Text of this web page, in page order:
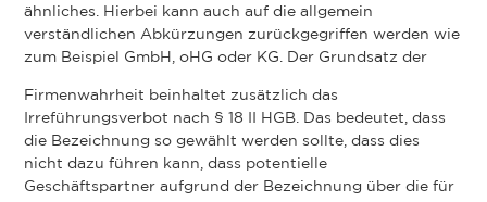
ähnliches. Hierbei kann auch auf die allgemein
verständlichen Abkürzungen zurückgegriffen werden wie
zum Beispiel GmbH, oHG oder KG. Der Grundsatz der
Firmenwahrheit beinhaltet zusätzlich das
Irreführungsverbot nach § 18 II HGB. Das bedeutet, dass
die Bezeichnung so gewählt werden sollte, dass dies
nicht dazu führen kann, dass potentielle
Geschäftspartner aufgrund der Bezeichnung über die für